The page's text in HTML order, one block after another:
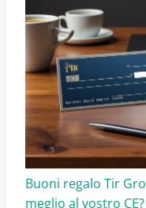
Buoni regalo Tir
meglio al vostro CE?